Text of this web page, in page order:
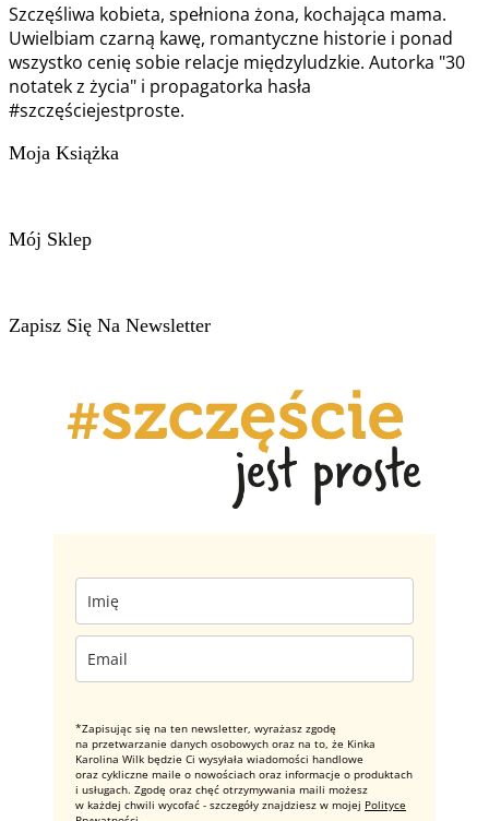
Szczęśliwa kobieta, spełniona żona, kochająca mama.
Uwielbiam czarną kawę, romantyczne historie i ponad
wszystko cenię sobie relacje międzyludzkie. Autorka "30
notatek z życia" i propagatorka hasła
#szczęściejestproste.
Moja Książka
Mój Sklep
Zapisz Się Na Newsletter
*Zapisując się na ten newsletter, wyrażasz zgodę
na przetwarzanie danych osobowych oraz na to, że Kinka
Karolina Wilk będzie Ci wysyłała wiadomości handlowe
oraz cykliczne maile o nowościach oraz informacje o produktach
i usługach. Zgodę oraz chęć otrzymywania maili możesz
w każdej chwili wycofać - szczegóły znajdziesz w mojej Polityce